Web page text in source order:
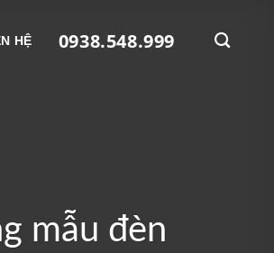
HỆ 0938.548.999
mẫu đèn